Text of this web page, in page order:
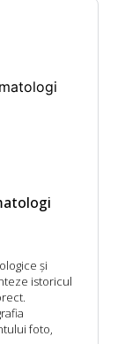
și
istoricul
foto,